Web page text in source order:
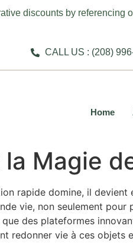
discounts by referencing
CALL US : (208)
Home
Magie
rapide domine, il
vie, non seulement
des plateformes
redonner vie à ces